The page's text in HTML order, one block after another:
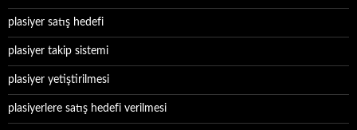
plasiyer satış hedefi
plasiyer takip sistemi
plasiyer yetiştirilmesi
plasiyerlere satış hedefi verilmesi